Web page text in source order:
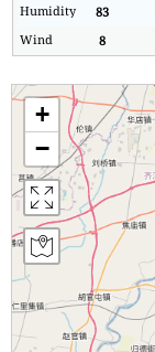
Humidity
83
Wind
8
+
−